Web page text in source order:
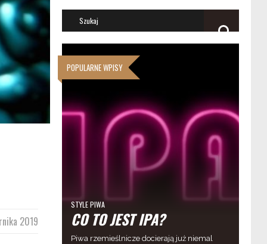
2019
POPULARNE WPISY
STYLE PIWA
CO TO JEST IPA?
Piwa rzemieślnicze docierają już niemal